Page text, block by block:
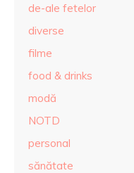
de-ale fetelor
diverse
filme
food & drinks
modă
NOTD
personal
sănătate